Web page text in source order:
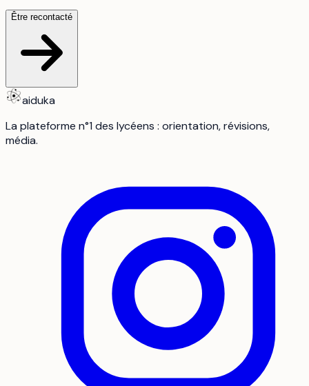
Être recontacté
aiduka
La plateforme n°1 des lycéens : orientation, révisions,
média.